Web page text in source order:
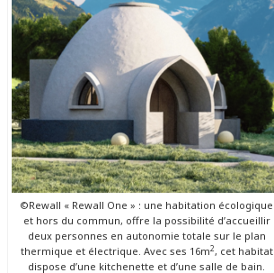
©Rewall « Rewall One » : une habitation écologique
et hors du commun, offre la possibilité d’accueillir
deux personnes en autonomie totale sur le plan
thermique et électrique. Avec ses 16m2, cet habitat
dispose d’une kitchenette et d’une salle de bain.